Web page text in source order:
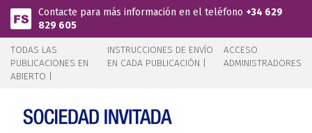
Pasar al contenido principal
Contacte para más información en el teléfono +34 629
829 605
TODAS LAS
PUBLICACIONES EN
ABIERTO |
INSTRUCCIONES DE ENVÍO
EN CADA PUBLICACIÓN |
ACCESO
ADMINISTRADORES